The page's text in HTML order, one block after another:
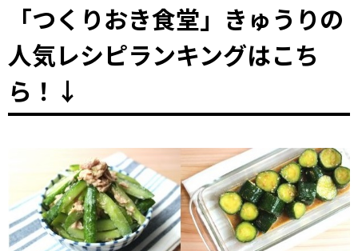
「つくりおき食堂」きゅうりの
人気レシピランキングはこち
ら！↓